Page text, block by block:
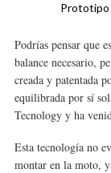
Prototipo
Podrías pensar que
balance necesario,
creada y patentada
equilibrada por sí
Tecnology y ha
Esta tecnología no
montar en la moto,